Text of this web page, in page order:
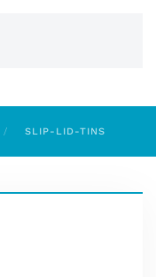
SLIP-LID-TINS